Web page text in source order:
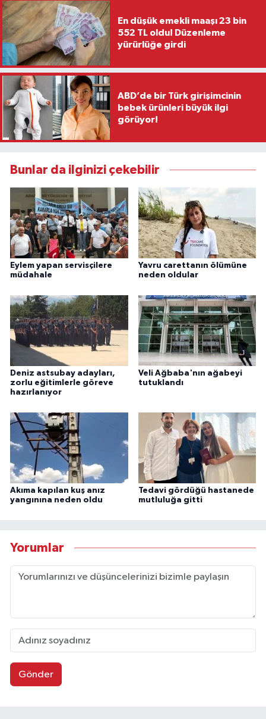
En düşük emekli maaşı 23 bin
552 TL oldu! Düzenleme
yürürlüğe girdi
ABD’de bir Türk girişimcinin
bebek ürünleri büyük ilgi
görüyor!
Bunlar da ilginizi çekebilir
Eylem yapan servisçilere
müdahale
Yavru carettanın ölümüne
neden oldular
Deniz astsubay adayları,
zorlu eğitimlerle göreve
hazırlanıyor
Veli Ağbaba'nın ağabeyi
tutuklandı
Akıma kapılan kuş anız
yangınına neden oldu
Tedavi gördüğü hastanede
mutluluğa gitti
Yorumlar
Gönder